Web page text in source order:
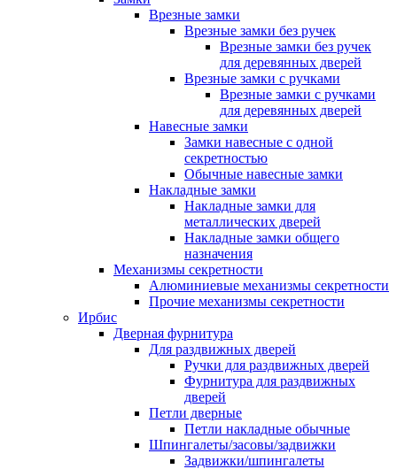
Врезные замки
Врезные замки без ручек
Врезные замки без ручек
для деревянных дверей
Врезные замки с ручками
Врезные замки с ручками
для деревянных дверей
Навесные замки
Замки навесные с одной
секретностью
Обычные навесные замки
Накладные замки
Накладные замки для
металлических дверей
Накладные замки общего
назначения
Механизмы секретности
Алюминиевые механизмы секретности
Прочие механизмы секретности
Ирбис
Дверная фурнитура
Для раздвижных дверей
Ручки для раздвижных дверей
Фурнитура для раздвижных
дверей
Петли дверные
Петли накладные обычные
Шпингалеты/засовы/задвижки
Задвижки/шпингалеты